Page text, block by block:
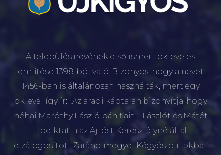
A település nevének első ismert okleveles
említése 1398-ból való. Bizonyos, hogy a nevet
1456-ban is általánosan használták, mert egy
oklevél így ír: „Az aradi káptalan bizonyítja, hogy
néhai Maróthy László bán fiait – Lászlót és Mátét
– beiktatta az Ajtóst Keresztélyné által
elzálogosított Zaránd megyei Kégyós birtokba.”